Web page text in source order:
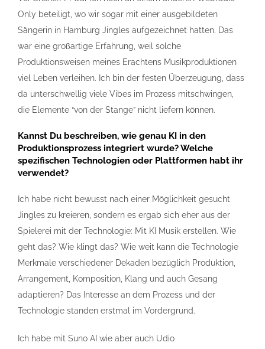
Only beteiligt, wo wir sogar mit einer ausgebildeten
Sängerin in Hamburg Jingles aufgezeichnet hatten. Das
war eine großartige Erfahrung, weil solche
Produktionsweisen meines Erachtens Musikproduktionen
viel Leben verleihen. Ich bin der festen Überzeugung, dass
da unterschwellig viele Vibes im Prozess mitschwingen,
die Elemente “von der Stange” nicht liefern können.
Kannst Du beschreiben, wie genau KI in den
Produktionsprozess integriert wurde? Welche
spezifischen Technologien oder Plattformen habt ihr
verwendet?
Ich habe nicht bewusst nach einer Möglichkeit gesucht
Jingles zu kreieren, sondern es ergab sich eher aus der
Spielerei mit der Technologie: Mit KI Musik erstellen. Wie
geht das? Wie klingt das? Wie weit kann die Technologie
Merkmale verschiedener Dekaden bezüglich Produktion,
Arrangement, Komposition, Klang und auch Gesang
adaptieren? Das Interesse an dem Prozess und der
Technologie standen erstmal im Vordergrund.
Ich habe mit Suno AI wie aber auch Udio